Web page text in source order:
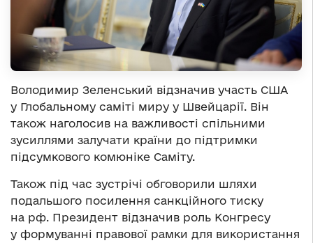
Володимир Зеленський відзначив участь США
у Глобальному саміті миру у Швейцарії. Він
також наголосив на важливості спільними
зусиллями залучати країни до підтримки
підсумкового комюніке Саміту.
Також під час зустрічі обговорили шляхи
подальшого посилення санкційного тиску
на рф. Президент відзначив роль Конгресу
у формуванні правової рамки для використання